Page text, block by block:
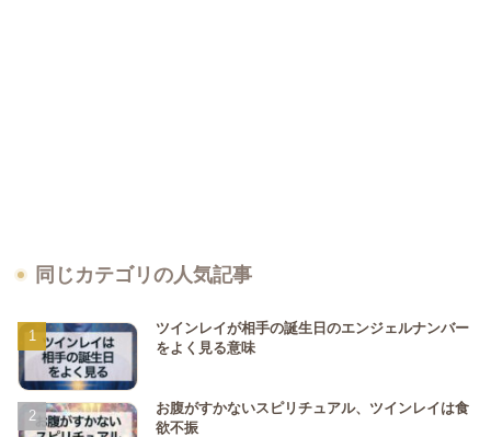
同じカテゴリの人気記事
ツインレイが相手の誕生日のエンジェルナンバー
をよく見る意味
お腹がすかないスピリチュアル、ツインレイは食
欲不振